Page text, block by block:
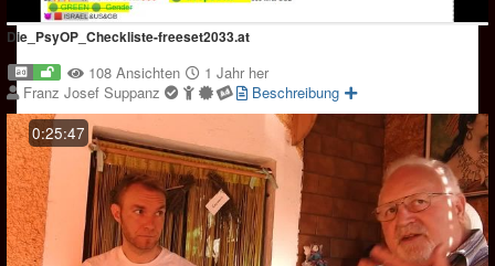
Die_PsyOP_Checkliste-freeset2033.at
108 Ansichten
1 Jahr her
Franz Josef Suppanz
Beschreibung
0:25:47